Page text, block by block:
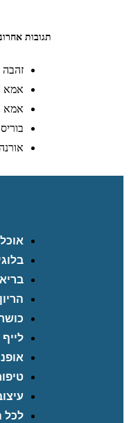
תגובות
זהבה
אמא
אמא
אוכל